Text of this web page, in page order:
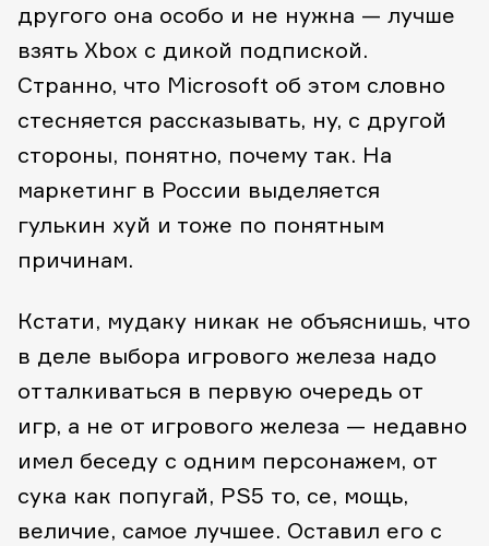
другого она особо и не нужна — лучше
взять Xbox с дикой подпиской.
Странно, что Microsoft об этом словно
стесняется рассказывать, ну, с другой
стороны, понятно, почему так. На
маркетинг в России выделяется
гулькин хуй и тоже по понятным
причинам.
Кстати, мудаку никак не объяснишь, что
в деле выбора игрового железа надо
отталкиваться в первую очередь от
игр, а не от игрового железа — недавно
имел беседу с одним персонажем, от
сука как попугай, PS5 то, се, мощь,
величие, самое лучшее. Оставил его с